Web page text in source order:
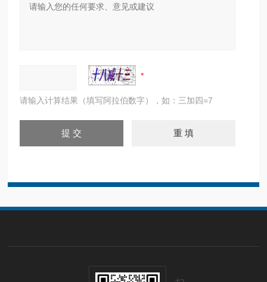
请输入计算结果（填写阿拉伯数字），如：三加四=7